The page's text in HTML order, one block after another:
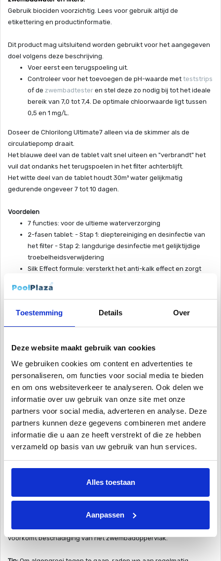
Toestemming Details Over
Deze website maakt gebruik van cookies
We gebruiken cookies om content en advertenties te
personaliseren, om functies voor social media te bieden
en om ons websiteverkeer te analyseren. Ook delen we
informatie over uw gebruik van onze site met onze
partners voor social media, adverteren en analyse. Deze
partners kunnen deze gegevens combineren met andere
informatie die u aan ze heeft verstrekt of die ze hebben
verzameld op basis van uw gebruik van hun services.
Alles toestaan
Aanpassen
Gebruik biociden voorzichtig. Lees voor gebruik altijd de
etikettering en productinformatie.
Dit product mag uitsluitend worden gebruikt voor het aangegeven
doel volgens deze beschrijving.
Voer eerst een terugspoeling uit.
Controleer voor het toevoegen de pH-waarde met teststrips
of de zwembadtester en stel deze zo nodig bij tot het ideale
bereik van 7,0 tot 7,4. De optimale chloorwaarde ligt tussen
0,5 en 1 mg/L.
Doseer de Chlorilong Ultimate7 alleen via de skimmer als de
circulatiepomp draait.
Het blauwe deel van de tablet valt snel uiteen en "verbrandt" het
vuil dat ondanks het terugspoelen in het filter achterblijft.
Het witte deel van de tablet houdt 30m³ water gelijkmatig
gedurende ongeveer 7 tot 10 dagen.
Voordelen
7 functies: voor de ultieme waterverzorging
2-fasen tablet: - Stap 1: dieptereiniging en desinfectie van
het filter - Stap 2: langdurige desinfectie met gelijktijdige
troebelheidsverwijdering
Silk Effect formule: versterkt het anti-kalk effect en zorgt
Lost langzaam en residu-vrij op: geen verstopte
Met chloorstabilisator: voorkomt dat chloor te snel wordt
afgebroken bij hogere watertemperaturen en in sterk
Niet ontvlambaar (in geconcentreerde vorm): voor meer
veiligheid tijdens transport en opslag
Chlorilong Ultimate7 bestaat uit twee fasen met 7 functies:
desinfectie, algenpreventie, troebelheidsverwijdering,
kalkpreventie, chloorstabilisatie, schokbehandeling van
zwembadwater en schokbehandeling van filters.
De twee fasen van Chlorilong Ultimate7 hebben verschillende
werkingsmechanismen: het blauwe deel breekt in ongeveer 10
zorgt voor een intensieve desinfectie van het filtermateriaal. Vuil
en bacteriën worden veilig verwijderd. Het witte deel van de tablet
De bevatte Silk Effect formule versterkt het anti-kalk effect en
zorgt voor zijdezacht zwembadwater. Zonder kopersulfaat:
voorkomt beschadiging van het zwembadoppervlak.